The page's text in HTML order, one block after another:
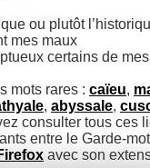
ou plutôt
mes maux
certains de
mots rares : caïeu,
, abyssale,
consulter tous ces
entre le Garde-
avec son